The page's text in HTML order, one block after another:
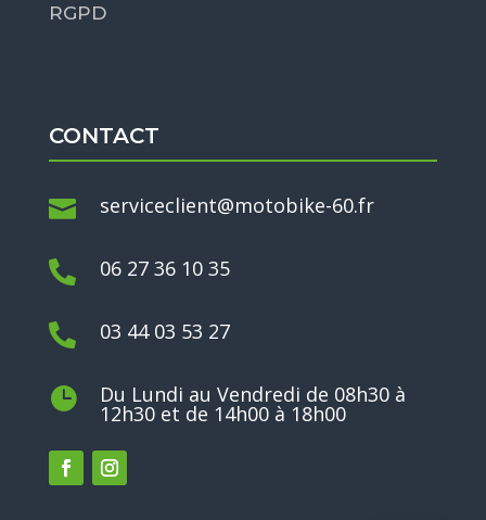
RGPD
CONTACT
 serviceclient@motobike-60.fr
 06 27 36 10 35
 03 44 03 53 27
 Du Lundi au Vendredi de 08h30 à
12h30 et de 14h00 à 18h00